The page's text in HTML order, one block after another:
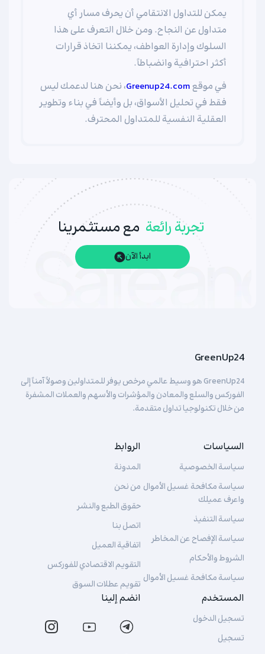
يمكن للتداول الانتقامي أن يحرف مسار أي
متداول عن النجاح. ومن خلال التعرف على هذا
السلوك وإدارة العواطف، يمكننا اتخاذ قرارات
أكثر احترافية وانضباطاً.
في موقعGreenup24.com، نحن هنا لدعمك ليس
فقط في تحليل الأسواق، بل وأيضاً في بناء وتطوير
العقلية النفسية للمتداول المحترف.
تجربة رائعة مع مستثمرينا
ابدأ الآن
GreenUp24
GreenUp24 هو وسيط عالمي مرخص يوفر للمتداولين وصولاً آمناً إلى
الفوركس والسلع والمعادن والمؤشرات والأسهم والعملات المشفرة
من خلال تكنولوجيا تداول متقدمة.
السياسات
سياسة الخصوصية
سياسة مكافحة غسيل الأموال
واعرف عميلك
سياسة التنفيذ
سياسة الإفصاح عن المخاطر
الشروط والأحكام
سياسة مكافحة غسيل الأموال
الروابط
المدونة
من نحن
حقوق الطبع والنشر
اتصل بنا
اتفاقية العميل
التقويم الاقتصادي للفوركس
تقويم عطلات السوق
المستخدم
تسجيل الدخول
تسجيل
انضم إلينا